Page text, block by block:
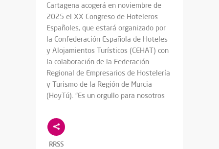
Cartagena acogerá en noviembre de
2025 el XX Congreso de Hoteleros
Españoles, que estará organizado por
la Confederación Española de Hoteles
y Alojamientos Turísticos (CEHAT) con
la colaboración de la Federación
Regional de Empresarios de Hostelería
y Turismo de la Región de Murcia
(HoyTú). “Es un orgullo para nosotros
RRSS